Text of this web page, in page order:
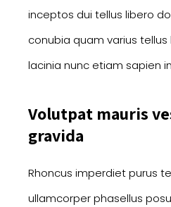
inceptos dui tellus libero
conubia quam varius
lacinia nunc etiam sapien
Volutpat mauris
gravida
Rhoncus imperdiet purus
ullamcorper phasellus